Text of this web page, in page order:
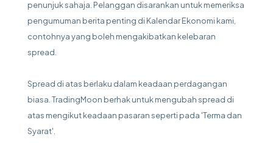
penunjuk sahaja. Pelanggan disarankan untuk memeriksa
pengumuman berita penting di Kalendar Ekonomi kami,
contohnya yang boleh mengakibatkan kelebaran
spread.
Spread di atas berlaku dalam keadaan perdagangan
biasa. TradingMoon berhak untuk mengubah spread di
atas mengikut keadaan pasaran seperti pada 'Terma dan
Syarat'.